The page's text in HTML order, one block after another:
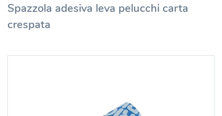
Spazzola adesiva leva pelucchi carta
crespata